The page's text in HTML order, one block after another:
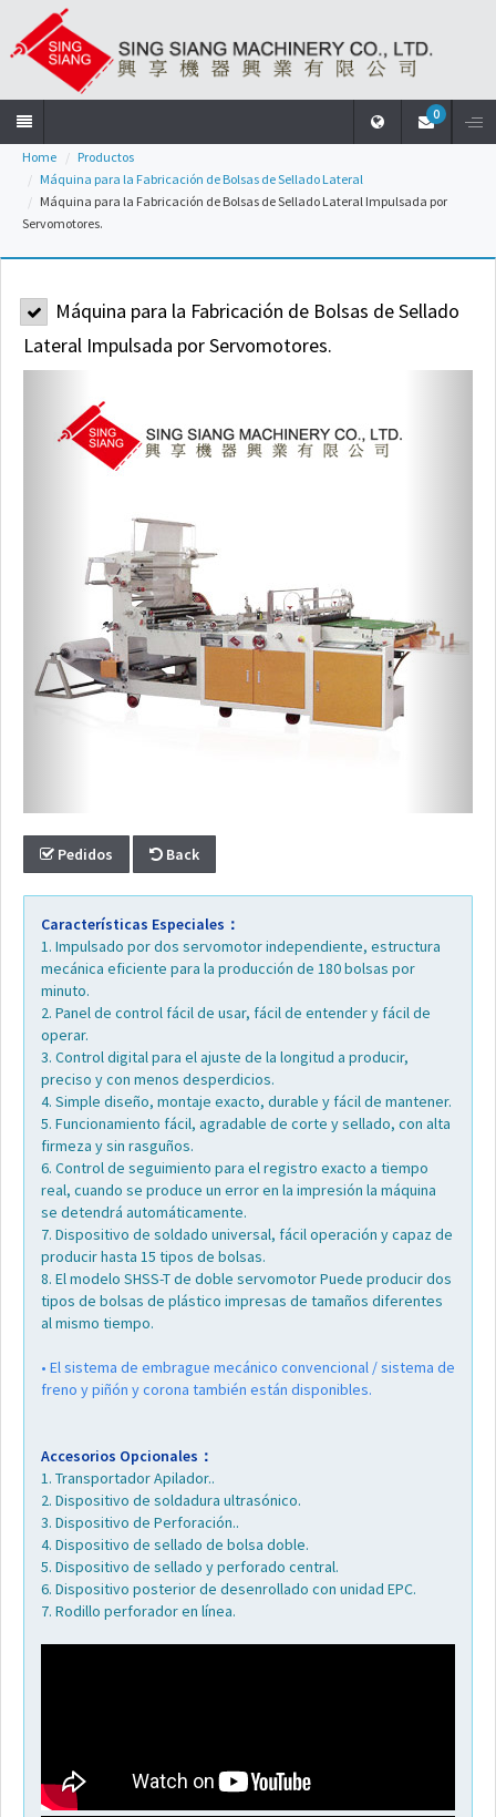
0
Home
Empresa
Productos
Alrededor
Catálogo
Electrónico
Home
Productos
Máquina para la Fabricación de Bolsas de Sellado Lateral
Máquina para la Fabricación de Bolsas de Sellado Lateral Impulsada por
Servomotores.
Máquina para la Fabricación de Bolsas de Sellado
Lateral Impulsada por Servomotores.
Pedidos Back
Características Especiales：
1. Impulsado por dos servomotor independiente, estructura
mecánica eficiente para la producción de 180 bolsas por
minuto.
2. Panel de control fácil de usar, fácil de entender y fácil de
operar.
3. Control digital para el ajuste de la longitud a producir,
preciso y con menos desperdicios.
4. Simple diseño, montaje exacto, durable y fácil de mantener.
5. Funcionamiento fácil, agradable de corte y sellado, con alta
firmeza y sin rasguños.
6. Control de seguimiento para el registro exacto a tiempo
real, cuando se produce un error en la impresión la máquina
se detendrá automáticamente.
7. Dispositivo de soldado universal, fácil operación y capaz de
producir hasta 15 tipos de bolsas.
8. El modelo SHSS-T de doble servomotor Puede producir dos
tipos de bolsas de plástico impresas de tamaños diferentes
al mismo tiempo.
• El sistema de embrague mecánico convencional / sistema de
freno y piñón y corona también están disponibles.
Accesorios Opcionales：
1. Transportador Apilador..
2. Dispositivo de soldadura ultrasónico.
3. Dispositivo de Perforación..
4. Dispositivo de sellado de bolsa doble.
5. Dispositivo de sellado y perforado central.
6. Dispositivo posterior de desenrollado con unidad EPC.
7. Rodillo perforador en línea.